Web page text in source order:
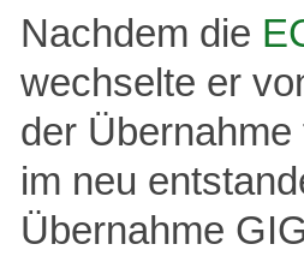
Nachdem die
wechselte er
der
im neu
Übernahme